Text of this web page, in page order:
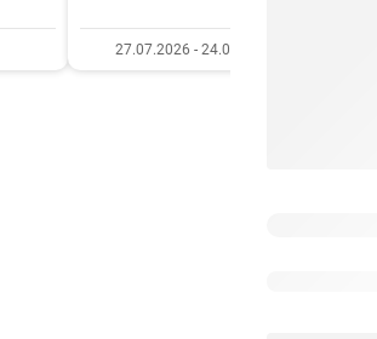
27.07.2026 - 24.08.2026